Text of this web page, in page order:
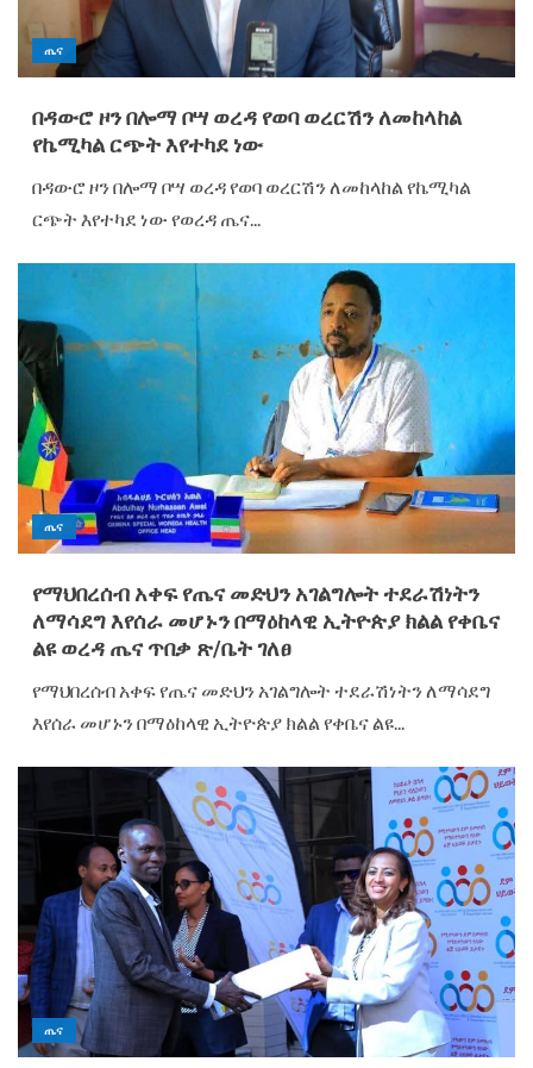
ጤና
በዳውሮ ዞን በሎማ ቦሣ ወረዳ የወባ ወረርሽን ለመከላከል
የኬሚካል ርጭት እየተካደ ነው
በዳውሮ ዞን በሎማ ቦሣ ወረዳ የወባ ወረርሽን ለመከላከል የኬሚካል
ርጭት እየተካደ ነው የወረዳ ጤና...
ጤና
የማህበረሰብ አቀፍ የጤና መድህን አገልግሎት ተደራሽነትን
ለማሳደግ እየሰራ መሆኑን በማዕከላዊ ኢትዮጵያ ክልል የቀቤና
ልዩ ወረዳ ጤና ጥበቃ ጽ/ቤት ገለፀ
የማህበረሰብ አቀፍ የጤና መድህን አገልግሎት ተደራሽነትን ለማሳደግ
እየሰራ መሆኑን በማዕከላዊ ኢትዮጵያ ክልል የቀቤና ልዩ...
ጤና